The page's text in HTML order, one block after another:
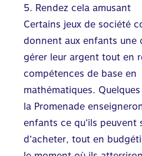
5. Rendez cela amusant
Certains jeux de société
donnent aux enfants une
gérer leur argent tout en
compétences de base en
mathématiques.
la Promenade
enfants ce qu’ils peuvent
d’acheter, tout en